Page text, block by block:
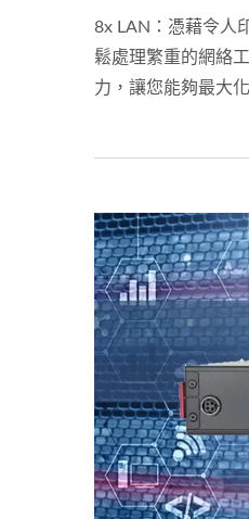
8x LAN：憑藉令人
鬆處理繁重的網絡
力，讓您能夠最大